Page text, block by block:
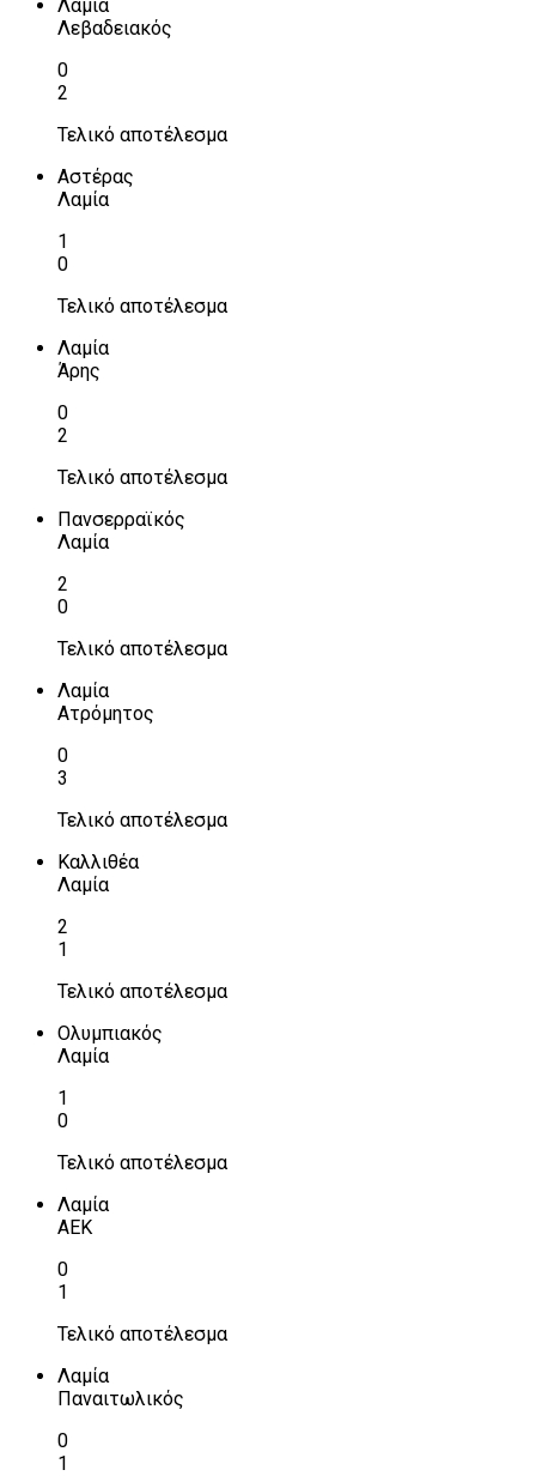
Λαμία
Λεβαδειακός
0
2
Τελικό αποτέλεσμα
Αστέρας
Λαμία
1
0
Τελικό αποτέλεσμα
Λαμία
Άρης
0
2
Τελικό αποτέλεσμα
Πανσερραϊκός
Λαμία
2
0
Τελικό αποτέλεσμα
Λαμία
Ατρόμητος
0
3
Τελικό αποτέλεσμα
Καλλιθέα
Λαμία
2
1
Τελικό αποτέλεσμα
Ολυμπιακός
Λαμία
1
0
Τελικό αποτέλεσμα
Λαμία
ΑΕΚ
0
1
Τελικό αποτέλεσμα
Λαμία
Παναιτωλικός
0
1